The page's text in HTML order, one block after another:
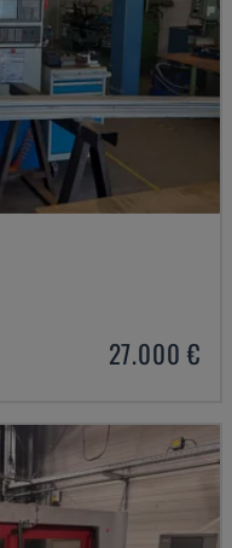
27.000 €